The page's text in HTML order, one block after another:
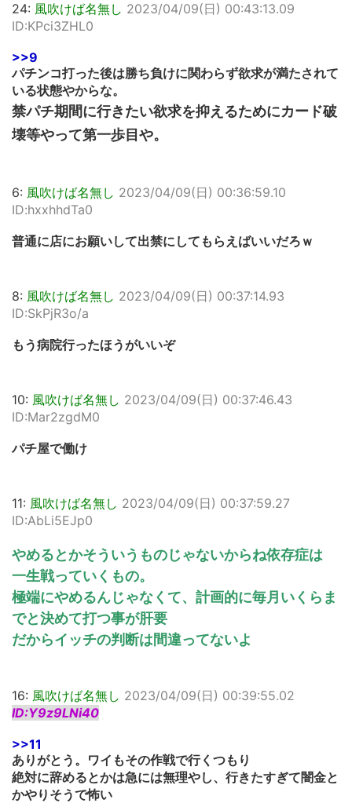
24: 風吹けば名無し 2023/04/09(日) 00:43:13.09
ID:KPci3ZHL0
>>9
パチンコ打った後は勝ち負けに関わらず欲求が満たされて
いる状態やからな。
禁パチ期間に行きたい欲求を抑えるためにカード破
壊等やって第一歩目や。
6: 風吹けば名無し 2023/04/09(日) 00:36:59.10
ID:hxxhhdTa0
普通に店にお願いして出禁にしてもらえばいいだろｗ
8: 風吹けば名無し 2023/04/09(日) 00:37:14.93
ID:SkPjR3o/a
もう病院行ったほうがいいぞ
10: 風吹けば名無し 2023/04/09(日) 00:37:46.43
ID:Mar2zgdM0
パチ屋で働け
11: 風吹けば名無し 2023/04/09(日) 00:37:59.27
ID:AbLi5EJp0
やめるとかそういうものじゃないからね依存症は
一生戦っていくもの。
極端にやめるんじゃなくて、計画的に毎月いくらま
でと決めて打つ事が肝要
だからイッチの判断は間違ってないよ
16: 風吹けば名無し 2023/04/09(日) 00:39:55.02
ID:Y9z9LNi40
>>11
ありがとう。ワイもその作戦で行くつもり
絶対に辞めるとかは急には無理やし、行きたすぎて闇金と
かやりそうで怖い